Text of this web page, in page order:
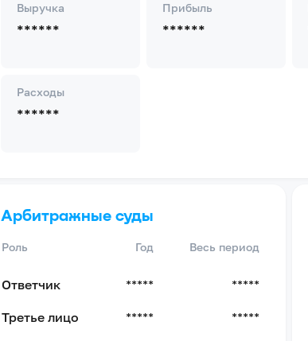
Выручка
******
Прибыль
******
Расходы
******
Арбитражные суды
Роль Год Весь период
Ответчик ***** *****
Третье лицо ***** *****